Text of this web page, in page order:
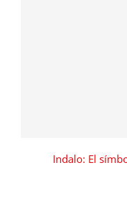
Indalo: El